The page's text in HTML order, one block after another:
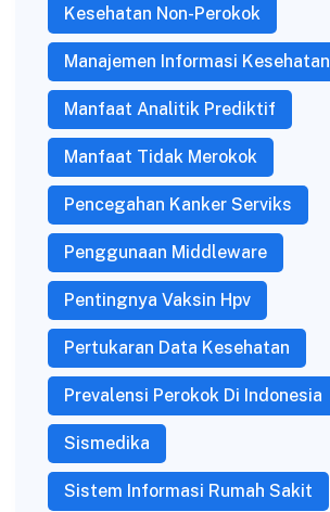
Kesehatan Non-Perokok
Manajemen Informasi Kesehatan
Manfaat Analitik Prediktif
Manfaat Tidak Merokok
Pencegahan Kanker Serviks
Penggunaan Middleware
Pentingnya Vaksin Hpv
Pertukaran Data Kesehatan
Prevalensi Perokok Di Indonesia
Sismedika
Sistem Informasi Rumah Sakit